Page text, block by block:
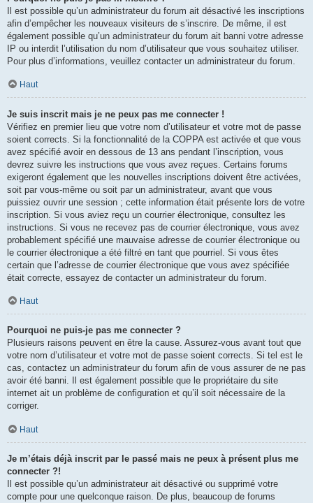
Il est possible qu’un administrateur du forum ait désactivé les inscriptions
afin d’empêcher les nouveaux visiteurs de s’inscrire. De même, il est
également possible qu’un administrateur du forum ait banni votre adresse
IP ou interdit l’utilisation du nom d’utilisateur que vous souhaitez utiliser.
Pour plus d’informations, veuillez contacter un administrateur du forum.
Haut
Je suis inscrit mais je ne peux pas me connecter !
Vérifiez en premier lieu que votre nom d’utilisateur et votre mot de passe
soient corrects. Si la fonctionnalité de la COPPA est activée et que vous
avez spécifié avoir en dessous de 13 ans pendant l’inscription, vous
devrez suivre les instructions que vous avez reçues. Certains forums
exigeront également que les nouvelles inscriptions doivent être activées,
soit par vous-même ou soit par un administrateur, avant que vous
puissiez ouvrir une session ; cette information était présente lors de votre
inscription. Si vous aviez reçu un courrier électronique, consultez les
instructions. Si vous ne recevez pas de courrier électronique, vous avez
probablement spécifié une mauvaise adresse de courrier électronique ou
le courrier électronique a été filtré en tant que pourriel. Si vous êtes
certain que l’adresse de courrier électronique que vous avez spécifiée
était correcte, essayez de contacter un administrateur du forum.
Haut
Pourquoi ne puis-je pas me connecter ?
Plusieurs raisons peuvent en être la cause. Assurez-vous avant tout que
votre nom d’utilisateur et votre mot de passe soient corrects. Si tel est le
cas, contactez un administrateur du forum afin de vous assurer de ne pas
avoir été banni. Il est également possible que le propriétaire du site
internet ait un problème de configuration et qu’il soit nécessaire de la
corriger.
Haut
Je m’étais déjà inscrit par le passé mais ne peux à présent plus me
connecter ?!
Il est possible qu’un administrateur ait désactivé ou supprimé votre
compte pour une quelconque raison. De plus, beaucoup de forums